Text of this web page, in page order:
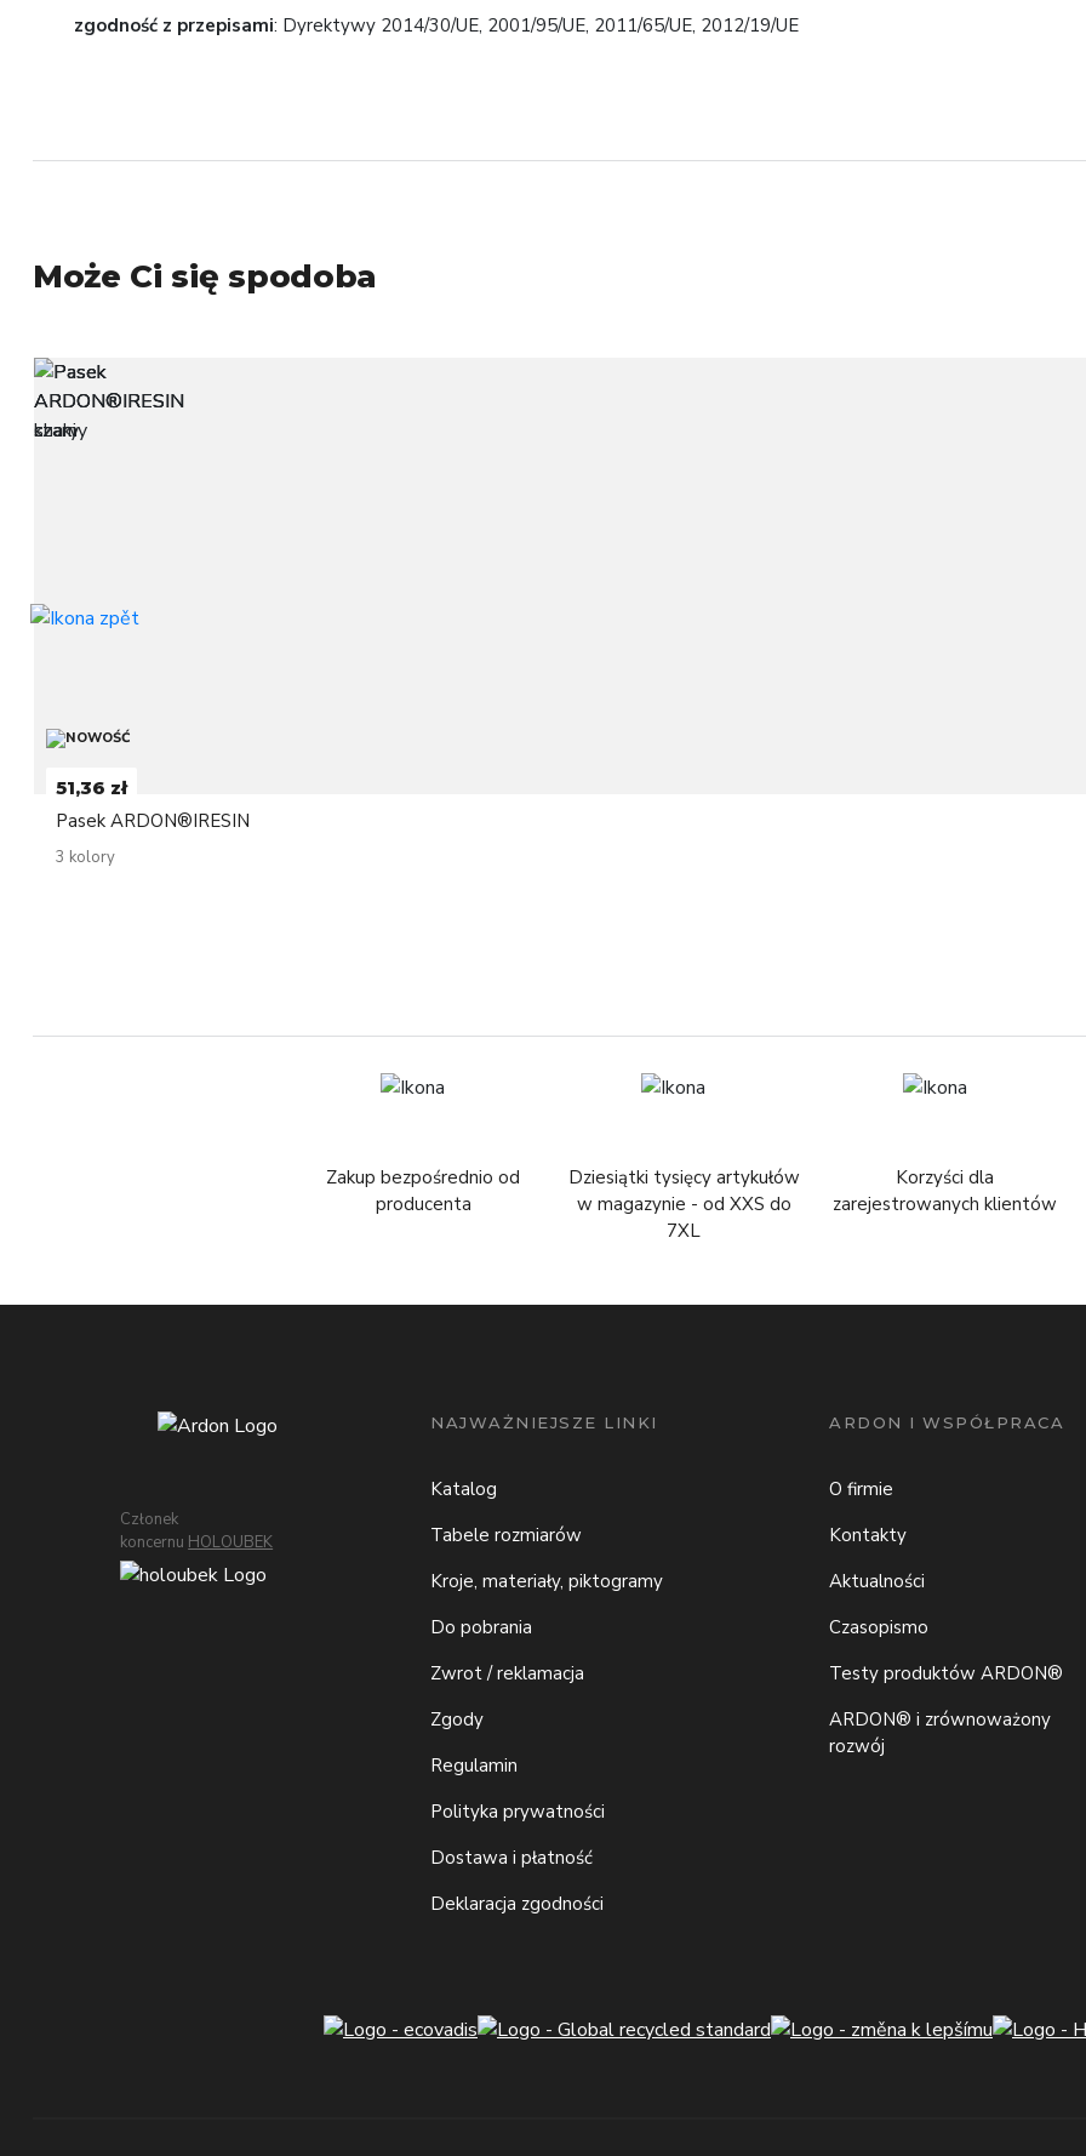
zgodność z przepisami: Dyrektywy 2014/30/UE, 2001/95/UE, 2011/65/UE, 2012/19/UE
Może Ci się spodoba
51,36 zł
Pasek ARDON®IRESIN
3 kolory
Zakup bezpośrednio od
producenta
Dziesiątki tysięcy artykułów
w magazynie - od XXS do
7XL
Korzyści dla
zarejestrowanych klientów
Członek
koncernu HOLOUBEK
NAJWAŻNIEJSZE LINKI
Katalog
Tabele rozmiarów
Kroje, materiały, piktogramy
Do pobrania
Zwrot / reklamacja
Zgody
Regulamin
Polityka prywatności
Dostawa i płatność
Deklaracja zgodności
ARDON I WSPÓŁPRACA
O firmie
Kontakty
Aktualności
Czasopismo
Testy produktów ARDON®
ARDON® i zrównoważony
rozwój